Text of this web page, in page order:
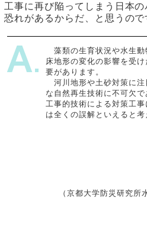
工事に再び陥ってしまう日本
恐れがあるからだ、と思うので
藻類の生育状況や水生動
床地形の変化の影響を受
要があります。
河川地形や土砂対策に注
な自然再生技術に不可欠
工事的技術による対策工
は全くの誤解といえると考
（京都大学防災研究所